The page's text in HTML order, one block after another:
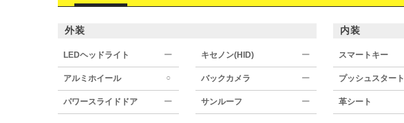
外装
LEDヘッドライト ー キセノン(HID) ー
アルミホイール ○ バックカメラ ー
パワースライドドア ー サンルーフ ー
内装
スマートキー
プッシュスタート
革シート